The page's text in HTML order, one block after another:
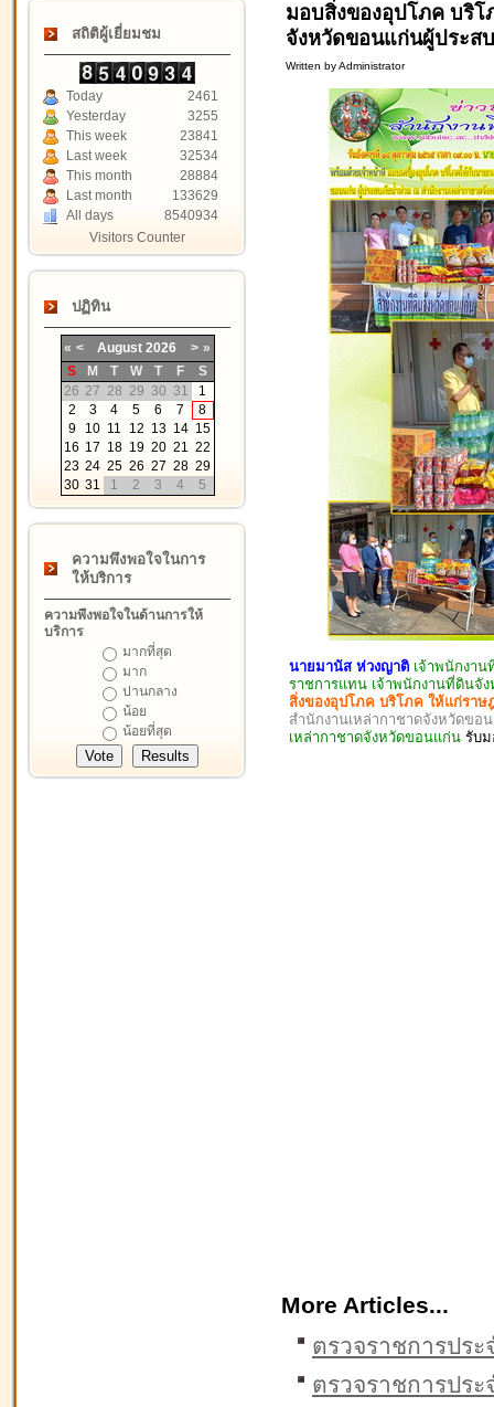
สถิติผู้เยี่ยมชม
Today
2461
Yesterday
3255
This week
23841
Last week
32534
This month
28884
Last month
133629
All days
8540934
Visitors Counter
ปฏิทิน
« < August 2026 > »
S
M T W T F
S
26 27 28 29 30 31
1
2
3 4 5 6 7
8
9
10 11 12 13 14 15
16 17 18 19 20 21 22
23 24 25 26 27 28 29
30 31 1 2 3 4 5
ความพึงพอใจในการ
ให้บริการ
ความพึงพอใจในด้านการให้
บริการ
มากที่สุด
มาก
ปานกลาง
น้อย
น้อยที่สุด
มอบสิ่งของอุปโภค บริโ
จังหวัดขอนแก่นผู้ประส
Written by Administrator
นายมานัส ห่วงญาติ เจ้าพนักงา
ราชการแทน เจ้าพนักงานที่ดินจั
สิ่งของอุปโภค บริโภค ให้แก่รา
สำนักงานเหล่ากาชาดจังหวัดขอ
เหล่ากาชาดจังหวัดขอนแก่น รับม
More Articles...
ตรวจราชการปร
ตรวจราชการปร